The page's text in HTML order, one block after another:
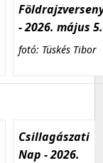
- 2026. május 5.
fotó: Tüskés Tibor
Csillagászati
Nap - 2026.